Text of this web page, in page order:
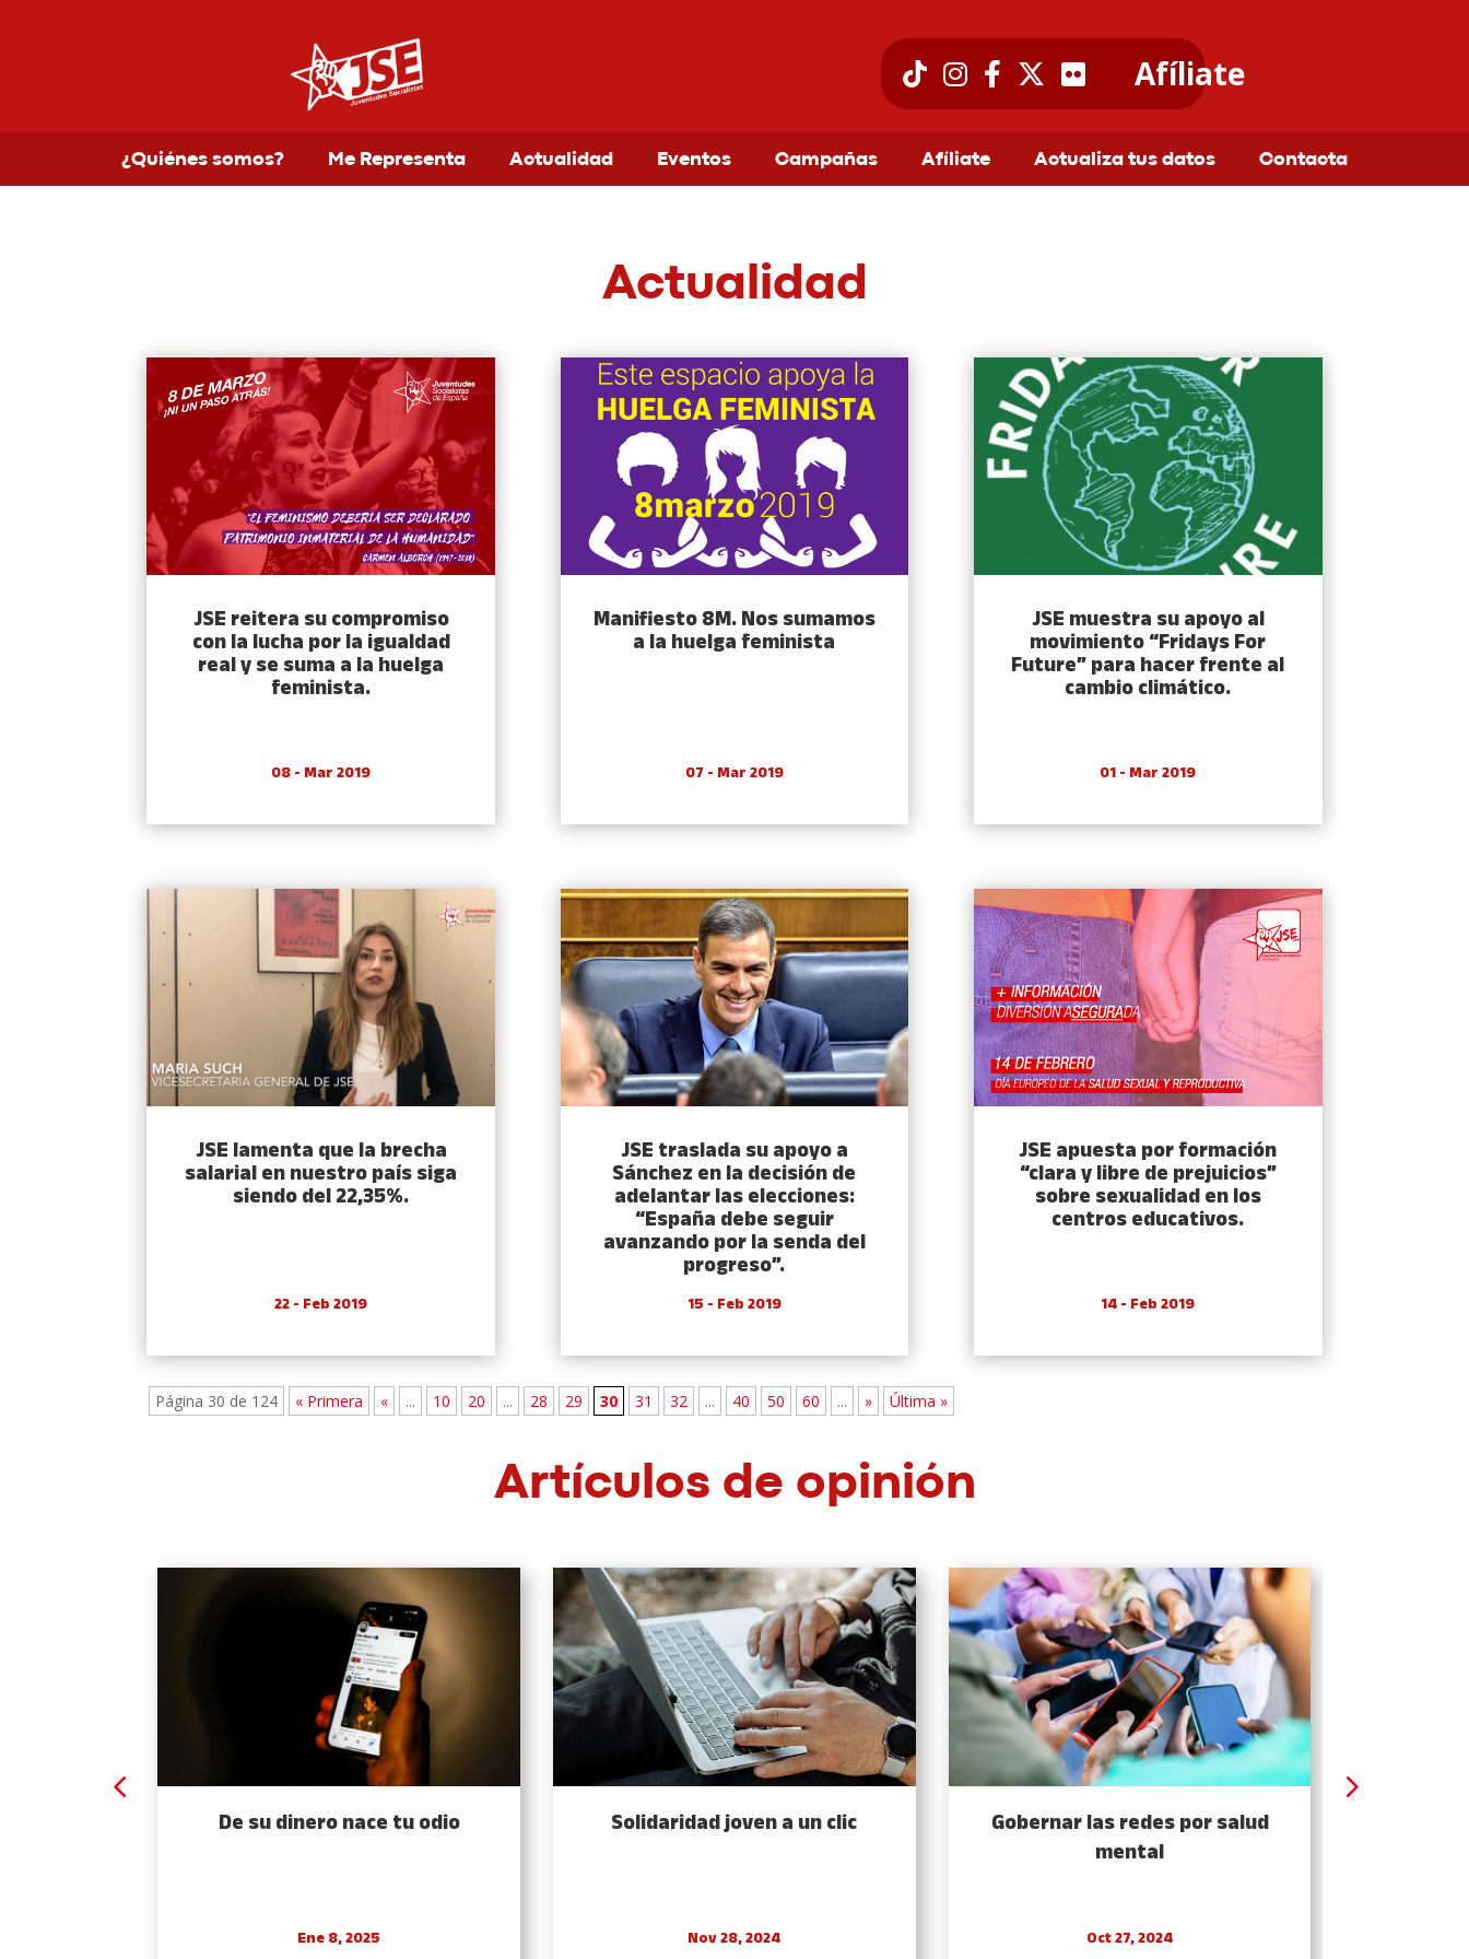
Afíliate
¿Quiénes somos? Me Representa Actualidad Eventos Campañas Afíliate Actualiza tus datos Contacta
Actualidad
JSE reitera su compromiso
con la lucha por la igualdad
real y se suma a la huelga
feminista.
08 - Mar 2019
JSE lamenta que la brecha
salarial en nuestro país siga
siendo del 22,35%.
22 - Feb 2019
Manifiesto 8M. Nos sumamos
a la huelga feminista
07 - Mar 2019
JSE traslada su apoyo a
Sánchez en la decisión de
adelantar las elecciones:
“España debe seguir
avanzando por la senda del
progreso”.
15 - Feb 2019
JSE muestra su apoyo al
movimiento “Fridays For
Future” para hacer frente al
cambio climático.
01 - Mar 2019
JSE apuesta por formación
“clara y libre de prejuicios”
sobre sexualidad en los
centros educativos.
14 - Feb 2019
Página 30 de 124 « Primera « ... 10 20 ... 28 29 30 31 32 ... 40 50 60 ... » Última »
Artículos de opinión
De su dinero nace tu odio
Ene 8, 2025
Solidaridad joven a un clic
Nov 28, 2024
Gobernar las redes por salud
mental
Oct 27, 2024